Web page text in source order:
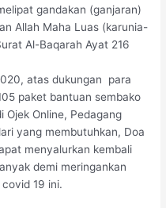
gandakan (ganjaran)
Allah Maha Luas (karunia-
Al-Baqarah Ayat 216
atas dukungan para
paket bantuan sembako
Ojek Online, Pedagang
yang membutuhkan, Doa
menyalurkan kembali
demi meringankan
19 ini.